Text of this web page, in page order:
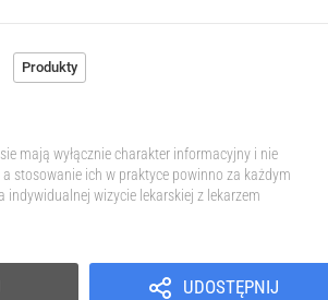
Produkty
mają wyłącznie charakter informacyjny i nie
stosowanie ich w praktyce powinno za każdym
indywidualnej wizycie lekarskiej z lekarzem
UDOSTĘPNIJ